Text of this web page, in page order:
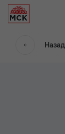
Назад